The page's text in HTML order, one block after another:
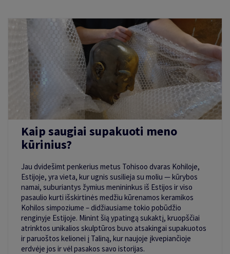
Kaip saugiai supakuoti meno
kūrinius?
Jau dvidešimt penkerius metus Tohisoo dvaras Kohiloje,
Estijoje, yra vieta, kur ugnis susilieja su moliu — kūrybos
namai, suburiantys žymius menininkus iš Estijos ir viso
pasaulio kurti išskirtinės medžiu kūrenamos keramikos
Kohilos simpoziume – didžiausiame tokio pobūdžio
renginyje Estijoje. Minint šią ypatingą sukaktį, kruopščiai
atrinktos unikalios skulptūros buvo atsakingai supakuotos
ir paruoštos kelionei į Taliną, kur naujoje įkvepiančioje
erdvėje jos ir vėl pasakos savo istorijas.